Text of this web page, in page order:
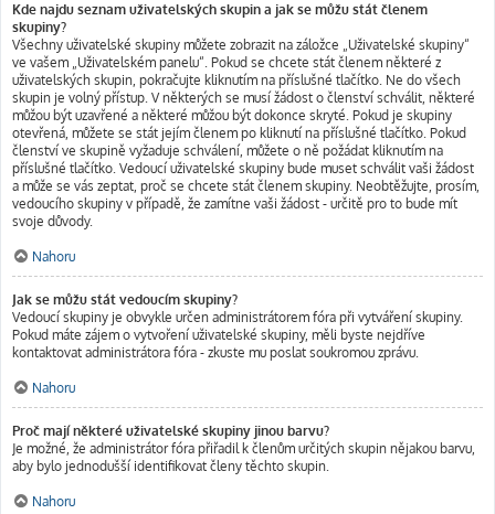
Kde najdu seznam uživatelských skupin a jak se můžu stát členem
skupiny?
Všechny uživatelské skupiny můžete zobrazit na záložce „Uživatelské skupiny“
ve vašem „Uživatelském panelu“. Pokud se chcete stát členem některé z
uživatelských skupin, pokračujte kliknutím na příslušné tlačítko. Ne do všech
skupin je volný přístup. V některých se musí žádost o členství schválit, některé
můžou být uzavřené a některé můžou být dokonce skryté. Pokud je skupiny
otevřená, můžete se stát jejím členem po kliknutí na příslušné tlačítko. Pokud
členství ve skupině vyžaduje schválení, můžete o ně požádat kliknutím na
příslušné tlačítko. Vedoucí uživatelské skupiny bude muset schválit vaši žádost
a může se vás zeptat, proč se chcete stát členem skupiny. Neobtěžujte, prosím,
vedoucího skupiny v případě, že zamítne vaši žádost - určitě pro to bude mít
svoje důvody.
Nahoru
Jak se můžu stát vedoucím skupiny?
Vedoucí skupiny je obvykle určen administrátorem fóra při vytváření skupiny.
Pokud máte zájem o vytvoření uživatelské skupiny, měli byste nejdříve
kontaktovat administrátora fóra - zkuste mu poslat soukromou zprávu.
Nahoru
Proč mají některé uživatelské skupiny jinou barvu?
Je možné, že administrátor fóra přiřadil k členům určitých skupin nějakou barvu,
aby bylo jednodušší identifikovat členy těchto skupin.
Nahoru